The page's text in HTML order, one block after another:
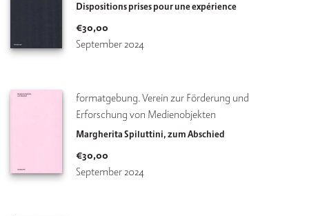
Dispositions prises pour une expérience
€30,00
September 2024
formatgebung. Verein zur Förderung und
Erforschung von Medienobjekten
Margherita Spiluttini, zum Abschied
€30,00
September 2024